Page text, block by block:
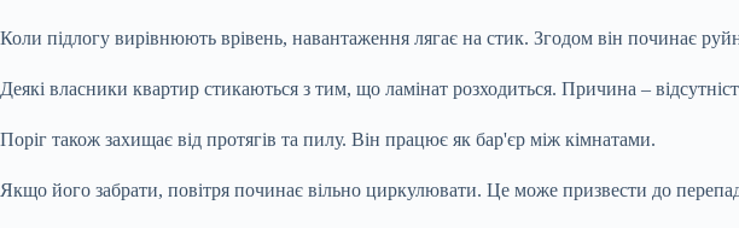
Коли підлогу вирівнюють врівень, навантаження лягає на стик. Згодом він починає
Деякі власники квартир стикаються з тим, що ламінат розходиться. Причина –
Поріг також захищає від протягів та пилу. Він працює як бар'єр між кімнатами.
Якщо його забрати, повітря починає вільно циркулювати. Це може призвести до